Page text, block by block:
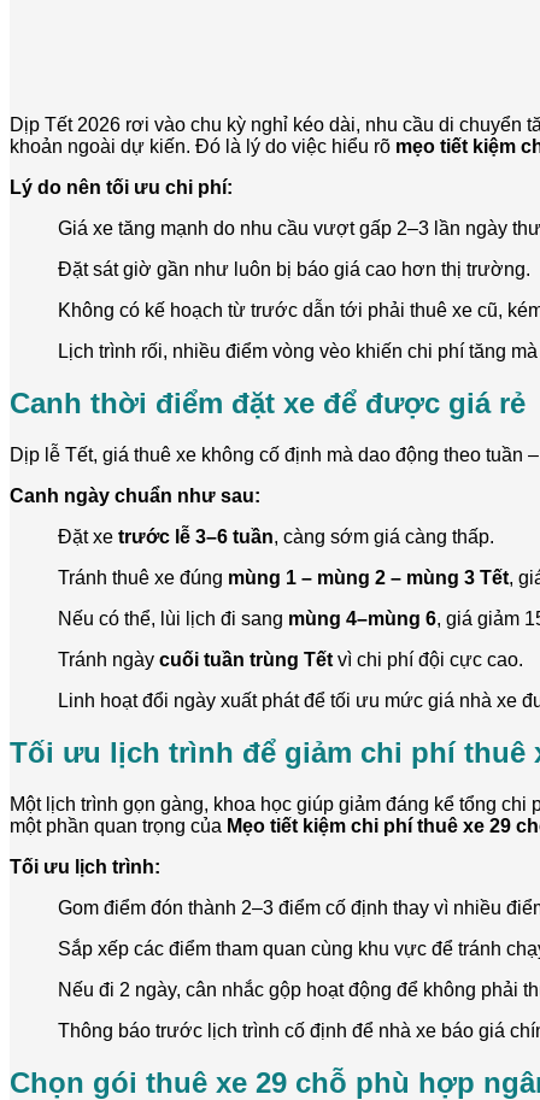
Dịp Tết 2026 rơi vào chu kỳ nghỉ kéo dài, nhu cầu di chuyển
khoản ngoài dự kiến. Đó là lý do việc hiểu rõ mẹo tiết kiệm
Lý do nên tối ưu chi phí:
Giá xe tăng mạnh do nhu cầu vượt gấp 2–3 lần ngày
Đặt sát giờ gần như luôn bị báo giá cao hơn thị trường.
Không có kế hoạch từ trước dẫn tới phải thuê xe cũ,
Lịch trình rối, nhiều điểm vòng vèo khiến chi phí tăng
Canh thời điểm đặt xe để được giá rẻ
Dịp lễ Tết, giá thuê xe không cố định mà dao động theo
Canh ngày chuẩn như sau:
Đặt xe trước lễ 3–6 tuần, càng sớm giá càng thấp.
Tránh thuê xe đúng mùng 1 – mùng 2 – mùng 3 Tết,
Nếu có thể, lùi lịch đi sang mùng 4–mùng 6, giá giảm
Tránh ngày cuối tuần trùng Tết vì chi phí đội cực cao.
Linh hoạt đổi ngày xuất phát để tối ưu mức giá nhà xe
Tối ưu lịch trình để giảm chi phí thuê
Một lịch trình gọn gàng, khoa học giúp giảm đáng kể tổng
một phần quan trọng của Mẹo tiết kiệm chi phí thuê xe 29
Tối ưu lịch trình:
Gom điểm đón thành 2–3 điểm cố định thay vì nhiều
Sắp xếp các điểm tham quan cùng khu vực để tránh
Nếu đi 2 ngày, cân nhắc gộp hoạt động để không phải
Thông báo trước lịch trình cố định để nhà xe báo giá
Chọn gói thuê xe 29 chỗ phù hợp